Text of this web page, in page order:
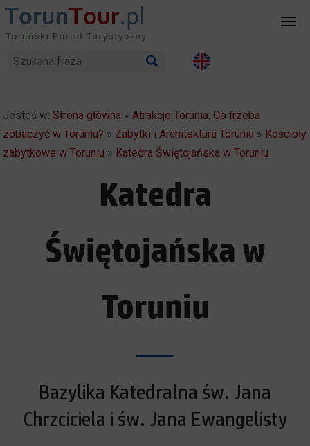
Jesteś w: Strona główna »Atrakcje Torunia. Co trzeba
zobaczyć w Toruniu? » Zabytki i Architektura Torunia » Kościoły
zabytkowe w Toruniu » Katedra Świętojańska w Toruniu
Katedra
Świętojańska w
Toruniu
Bazylika Katedralna św. Jana
Chrzciciela i św. Jana Ewangelisty